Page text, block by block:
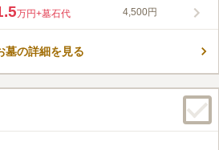
園は、八王子市が運営している霊園です。
行き交う賑やかな環境でありながら、霊園内
お店がないので、必要なものがある場合は事
万円+墓石代 4,500円
墓の詳細を見る